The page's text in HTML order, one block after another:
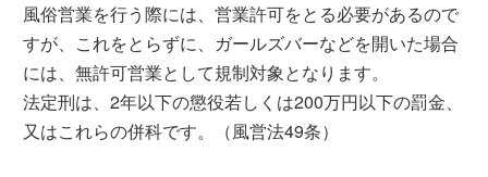
風俗営業を行う際には、営業許可をとる必要があるので
すが、これをとらずに、ガールズバーなどを開いた場合
には、無許可営業として規制対象となります。
法定刑は、2年以下の懲役若しくは200万円以下の罰金、
又はこれらの併科です。（風営法49条）